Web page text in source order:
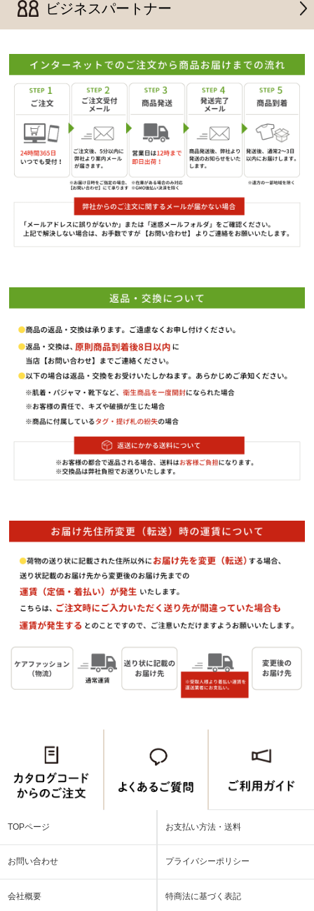
ビジネスパートナー
TOPページ お支払い方法・送料
お問い合わせ プライバシーポリシー
会社概要 特商法に基づく表記